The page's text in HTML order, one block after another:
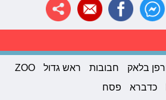
בלאק חבובות ראש גדול
ZOO
כדברא פסח